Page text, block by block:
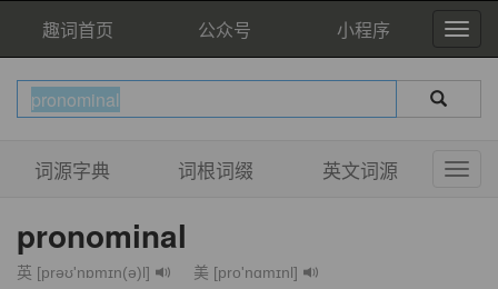
趣词首页 公众号 小程序
词源字典 词根词缀 英文词源
pronominal
英 [prəʊ'nɒmɪn(ə)l] 美 [pro'nɑmɪnl]